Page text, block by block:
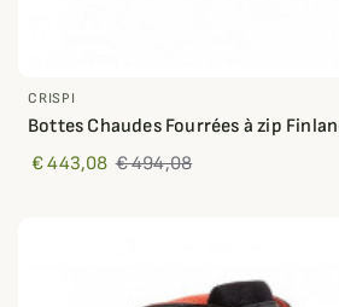
CRISPI
Bottes Chaudes Fourrées à zip
€ 443,08 € 494,08